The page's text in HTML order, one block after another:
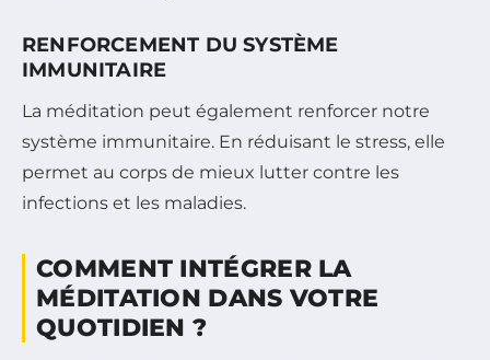
RENFORCEMENT DU SYSTÈME
IMMUNITAIRE
La méditation peut également renforcer notre
système immunitaire. En réduisant le stress, elle
permet au corps de mieux lutter contre les
infections et les maladies.
COMMENT INTÉGRER LA
MÉDITATION DANS VOTRE
QUOTIDIEN ?